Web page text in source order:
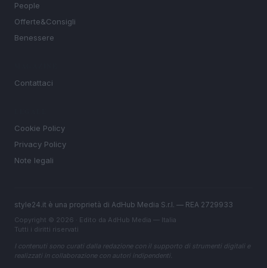
People
Offerte&Consigli
Benessere
Contattaci
Cookie Policy
Privacy Policy
Note legali
style24.it è una proprietà di AdHub Media S.r.l. — REA 2729933
Copyright © 2026 · Edito da AdHub Media — Italia
Tutti i diritti riservati
I contenuti sono curati dalla redazione con il supporto di strumenti digitali e
realizzati in collaborazione con autori indipendenti.